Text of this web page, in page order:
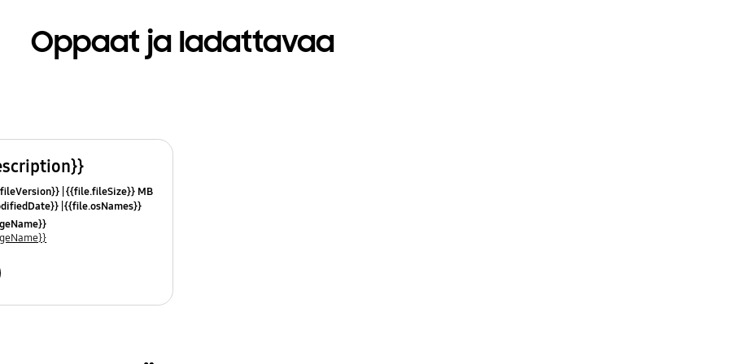
Oppaat ja ladattavaa
{{file.fileSize}} MB
{{file.osNames}}